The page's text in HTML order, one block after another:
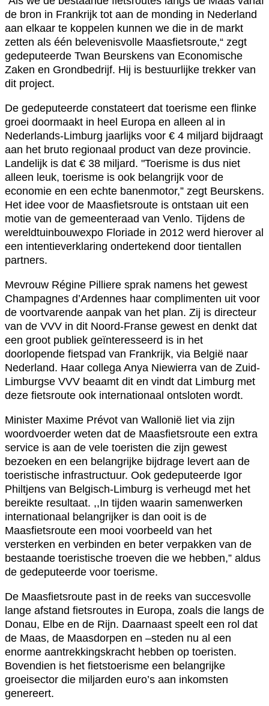
de bron in Frankrijk tot aan de monding in Nederland
aan elkaar te koppelen kunnen we die in de markt
zetten als één belevenisvolle Maasfietsroute,“ zegt
gedeputeerde Twan Beurskens van Economische
Zaken en Grondbedrijf. Hij is bestuurlijke trekker van
dit project.
De gedeputeerde constateert dat toerisme een flinke
groei doormaakt in heel Europa en alleen al in
Nederlands-Limburg jaarlijks voor € 4 miljard bijdraagt
aan het bruto regionaal product van deze provincie.
Landelijk is dat € 38 miljard. "Toerisme is dus niet
alleen leuk, toerisme is ook belangrijk voor de
economie en een echte banenmotor,” zegt Beurskens.
Het idee voor de Maasfietsroute is ontstaan uit een
motie van de gemeenteraad van Venlo. Tijdens de
wereldtuinbouwexpo Floriade in 2012 werd hierover al
een intentieverklaring ondertekend door tientallen
partners.
Mevrouw Régine Pilliere sprak namens het gewest
Champagnes d’Ardennes haar complimenten uit voor
de voortvarende aanpak van het plan. Zij is directeur
van de VVV in dit Noord-Franse gewest en denkt dat
een groot publiek geïnteresseerd is in het
doorlopende fietspad van Frankrijk, via België naar
Nederland. Haar collega Anya Niewierra van de Zuid-
Limburgse VVV beaamt dit en vindt dat Limburg met
deze fietsroute ook internationaal ontsloten wordt.
Minister Maxime Prévot van Wallonië liet via zijn
woordvoerder weten dat de Maasfietsroute een extra
service is aan de vele toeristen die zijn gewest
bezoeken en een belangrijke bijdrage levert aan de
toeristische infrastructuur. Ook gedeputeerde Igor
Philtjens van Belgisch-Limburg is verheugd met het
bereikte resultaat. ,,In tijden waarin samenwerken
internationaal belangrijker is dan ooit is de
Maasfietsroute een mooi voorbeeld van het
versterken en verbinden en beter verpakken van de
bestaande toeristische troeven die we hebben,” aldus
de gedeputeerde voor toerisme.
De Maasfietsroute past in de reeks van succesvolle
lange afstand fietsroutes in Europa, zoals die langs de
Donau, Elbe en de Rijn. Daarnaast speelt een rol dat
de Maas, de Maasdorpen en –steden nu al een
enorme aantrekkingskracht hebben op toeristen.
Bovendien is het fietstoerisme een belangrijke
groeisector die miljarden euro’s aan inkomsten
genereert.